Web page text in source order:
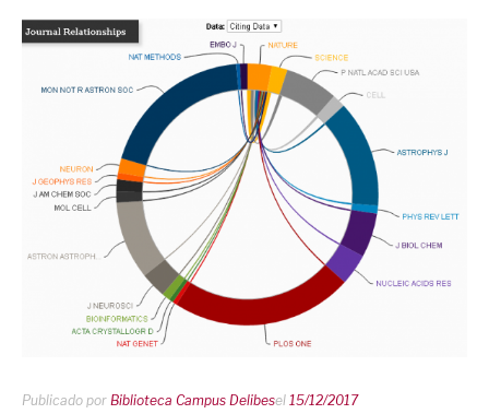
Publicado por Biblioteca Campus Delibesel 15/12/2017